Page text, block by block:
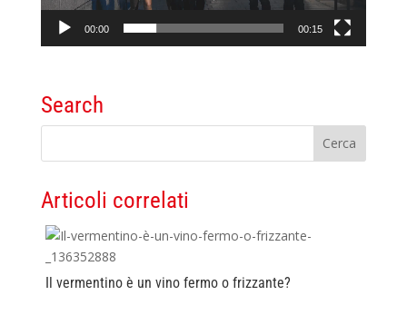
00:00 00:15
Search
Articoli correlati
Il vermentino è un vino fermo o frizzante?